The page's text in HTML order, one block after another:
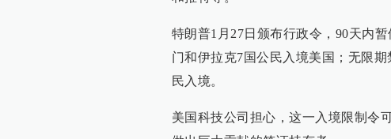
特朗普1月27日颁布行政令，90天内
门和伊拉克7国公民入境美国；无限
民入境。
美国科技公司担心，这一入境限制令